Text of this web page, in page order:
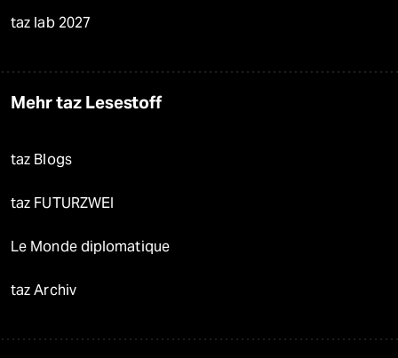
taz lab 2027
Mehr taz Lesestoff
taz Blogs
taz FUTURZWEI
Le Monde diplomatique
taz Archiv